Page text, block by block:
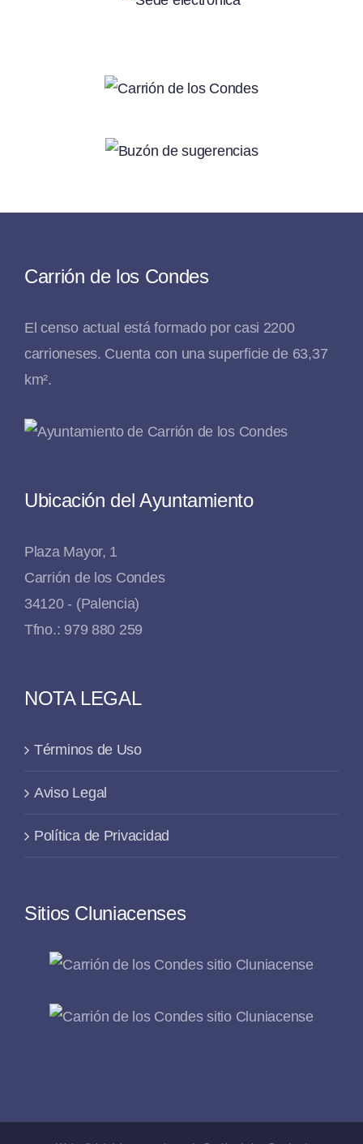
Carrión de los Condes
El censo actual está formado por casi 2200
carrioneses. Cuenta con una superficie de 63,37
km².
Ubicación del Ayuntamiento
Plaza Mayor, 1
Carrión de los Condes
34120 - (Palencia)
Tfno.: 979 880 259
NOTA LEGAL
Términos de Uso
Aviso Legal
Política de Privacidad
Sitios Cluniacenses